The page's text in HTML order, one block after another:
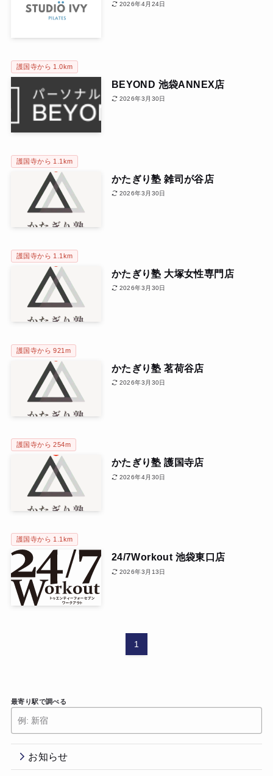
2026年4月24日
護国寺から 1.0km
BEYOND 池袋ANNEX店
2026年3月30日
護国寺から 1.1km
かたぎり塾 雑司が谷店
2026年3月30日
護国寺から 1.1km
かたぎり塾 大塚女性専門店
2026年3月30日
護国寺から 921m
かたぎり塾 茗荷谷店
2026年3月30日
護国寺から 254m
かたぎり塾 護国寺店
2026年4月30日
護国寺から 1.1km
24/7Workout 池袋東口店
2026年3月13日
1
最寄り駅で調べる
お知らせ